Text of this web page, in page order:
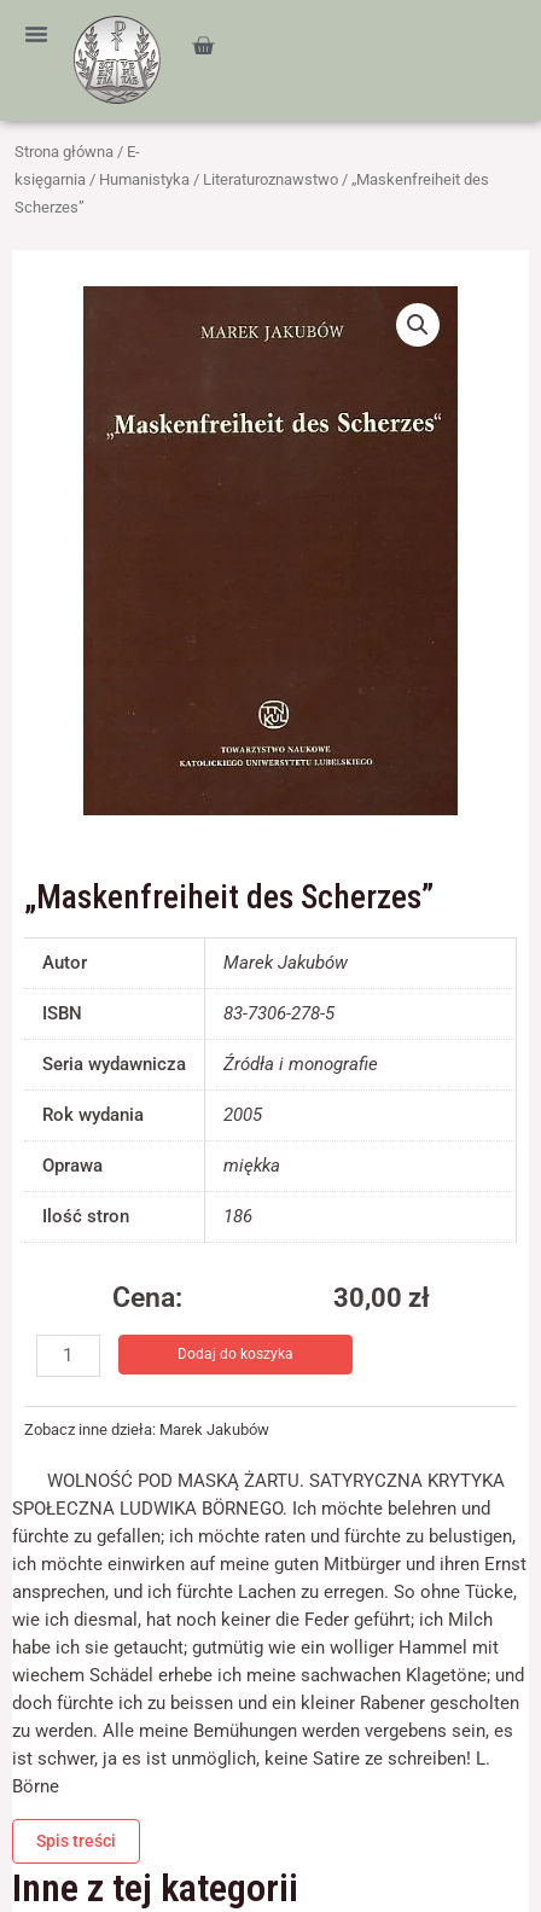
treści
Cart
Strona główna / E-
księgarnia / Humanistyka / Literaturoznawstwo / „Maskenfreiheit des
Scherzes”
„Maskenfreiheit des Scherzes”
Autor Marek Jakubów
ISBN 83-7306-278-5
Seria wydawnicza Źródła i monografie
Rok wydania 2005
Oprawa miękka
Ilość stron 186
Cena: 30,00 zł
"Maskenfreiheit
des
Scherzes"
Dodaj do koszyka
Zobacz inne dzieła: Marek Jakubów
WOLNOŚĆ POD MASKĄ ŻARTU. SATYRYCZNA KRYTYKA
SPOŁECZNA LUDWIKA BÖRNEGO. Ich möchte belehren und
fürchte zu gefallen; ich möchte raten und fürchte zu belustigen,
ich möchte einwirken auf meine guten Mitbürger und ihren Ernst
ansprechen, und ich fürchte Lachen zu erregen. So ohne Tücke,
wie ich diesmal, hat noch keiner die Feder geführt; ich Milch
habe ich sie getaucht; gutmütig wie ein wolliger Hammel mit
wiechem Schädel erhebe ich meine sachwachen Klagetöne; und
doch fürchte ich zu beissen und ein kleiner Rabener gescholten
zu werden. Alle meine Bemühungen werden vergebens sein, es
ist schwer, ja es ist unmöglich, keine Satire ze schreiben! L.
Börne
Spis treści
Inne z tej kategorii
do
Statystyka
funkcjonalność
i strukturę
strony
internetowej,
na podstawie
tego, jak strona
działała jak
twojego przejścia
na nią. Jeśli
odrzucisz te pliki
funkcje znikną ze
Marketing
swoje
zainteresowania i
zachowania
podczas
odwiedzania naszej
strony, zwiększasz
szansę na
zobaczenie
spersonalizowanych
treści i ofert.